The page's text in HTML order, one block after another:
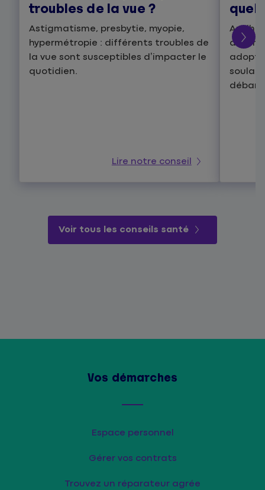
troubles de la vue ?
Astigmatisme, presbytie, myopie,
hypermétropie : différents troubles de
la vue sont susceptibles d’impacter le
quotidien.
Lire notre conseil
Voir tous les conseils santé
Vos démarches
Espace personnel
Gérer vos contrats
Trouvez un réparateur agrée